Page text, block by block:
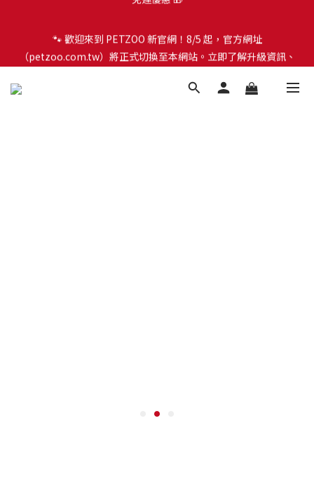
（petzoo.com.tw）將正式切換至本網站。立即了解升級資訊、
會員權益及常見問題 ＞
（petzoo.com.tw）將正式切換至本網站。立即了解升級資訊、
會員權益及常見問題 ＞
✨【新朋友見面禮】現在註冊即領 $100 購物金！全館滿 $1,500 享